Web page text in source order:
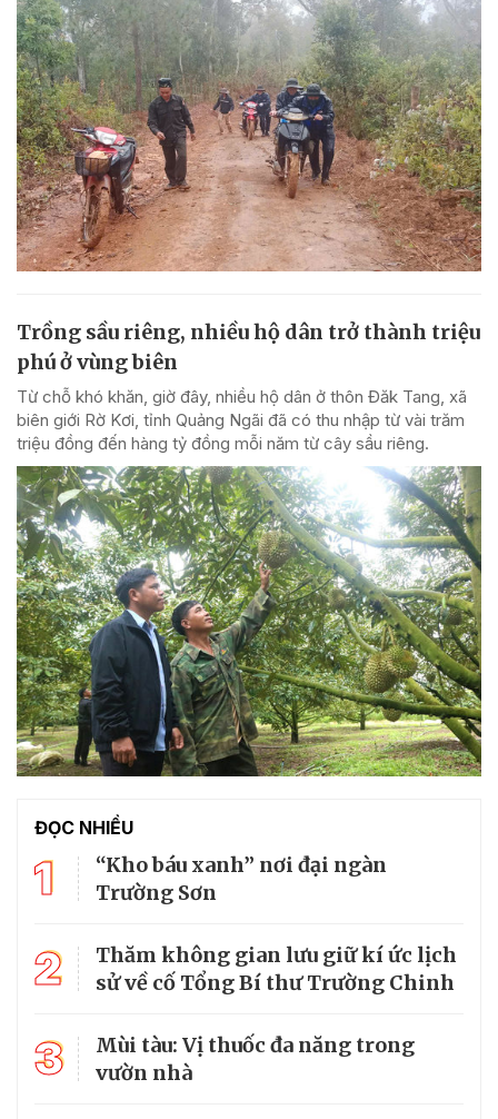
Trồng sầu riêng, nhiều hộ dân trở thành triệu
phú ở vùng biên
Từ chỗ khó khăn, giờ đây, nhiều hộ dân ở thôn Đăk Tang, xã
biên giới Rờ Kơi, tỉnh Quảng Ngãi đã có thu nhập từ vài trăm
triệu đồng đến hàng tỷ đồng mỗi năm từ cây sầu riêng.
ĐỌC NHIỀU
1
“Kho báu xanh” nơi đại ngàn
Trường Sơn
2
Thăm không gian lưu giữ kí ức lịch
sử về cố Tổng Bí thư Trường Chinh
3
Mùi tàu: Vị thuốc đa năng trong
vườn nhà